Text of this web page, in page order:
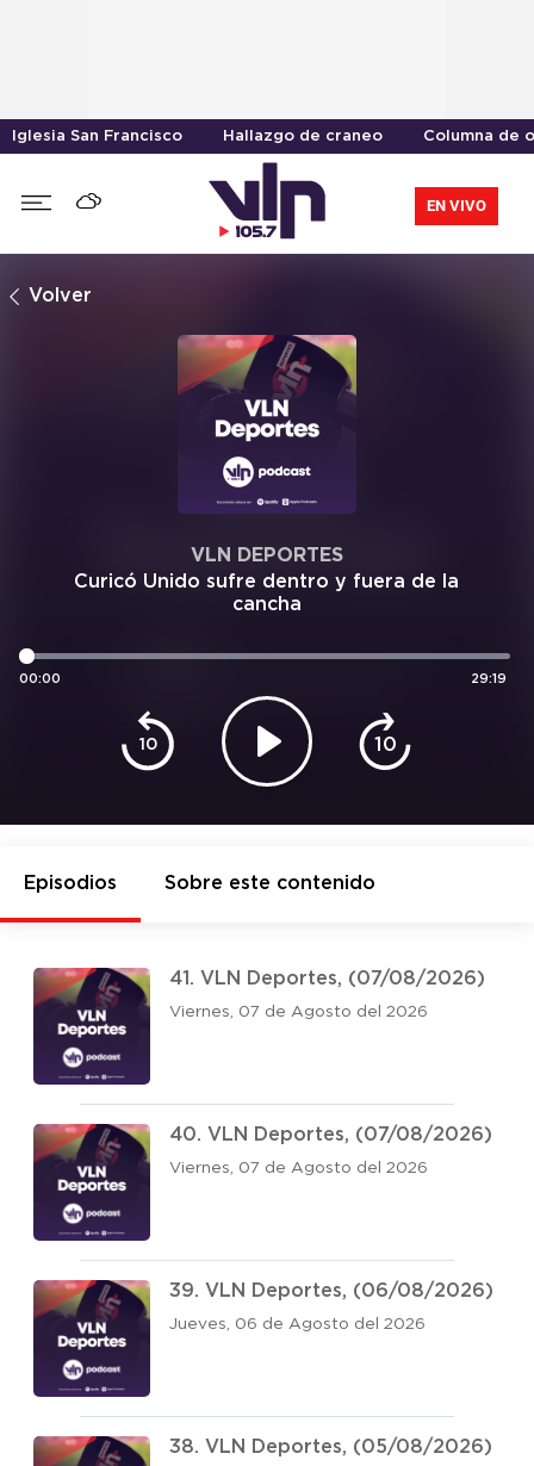
Iglesia San Francisco Hallazgo de craneo Columna de
EN VIVO
Volver
VLN DEPORTES
Curicó Unido sufre dentro y fuera de la
cancha
00:00 29:19
10 10
Episodios Sobre este contenido
41. VLN Deportes, (07/08/2026)
Viernes, 07 de Agosto del 2026
40. VLN Deportes, (07/08/2026)
Viernes, 07 de Agosto del 2026
39. VLN Deportes, (06/08/2026)
Jueves, 06 de Agosto del 2026
38. VLN Deportes, (05/08/2026)